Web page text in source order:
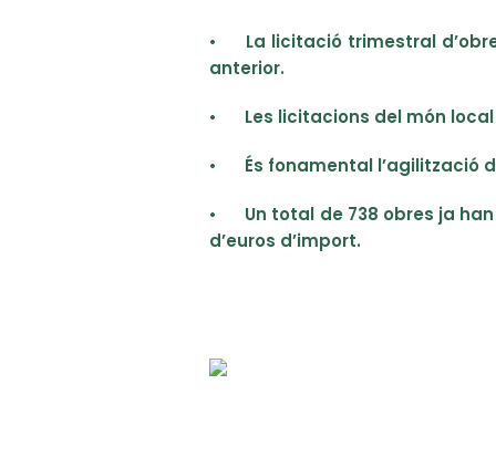
•
La licitació trimestral
anterior.
• Les licitacions del món
• És fonamental l’agilització
•
Un total de 738 obres ja
d’euros d’import.